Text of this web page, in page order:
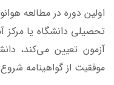
اولین دوره در مطالعه
تحصیلی دانشگاه یا مرکز
آزمون تعیین می‌کند،
موفقیت از گواهینامه